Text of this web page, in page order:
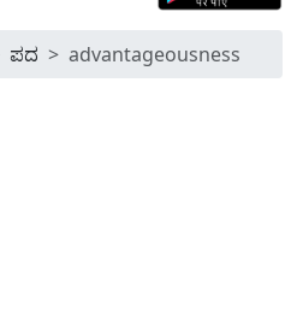
ಪದ advantageousness